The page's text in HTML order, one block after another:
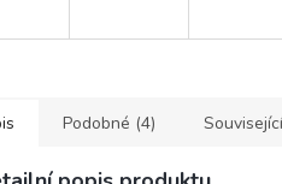
Podobné (4)